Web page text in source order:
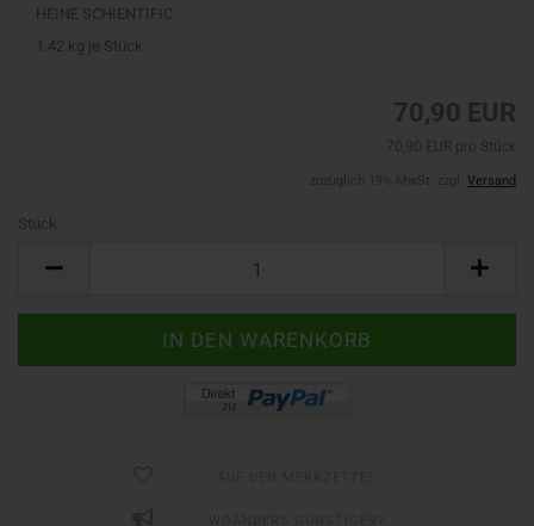
HEINE SCHIENTIFIC
1.42 kg je Stück
70,90 EUR
Versand
Stück: